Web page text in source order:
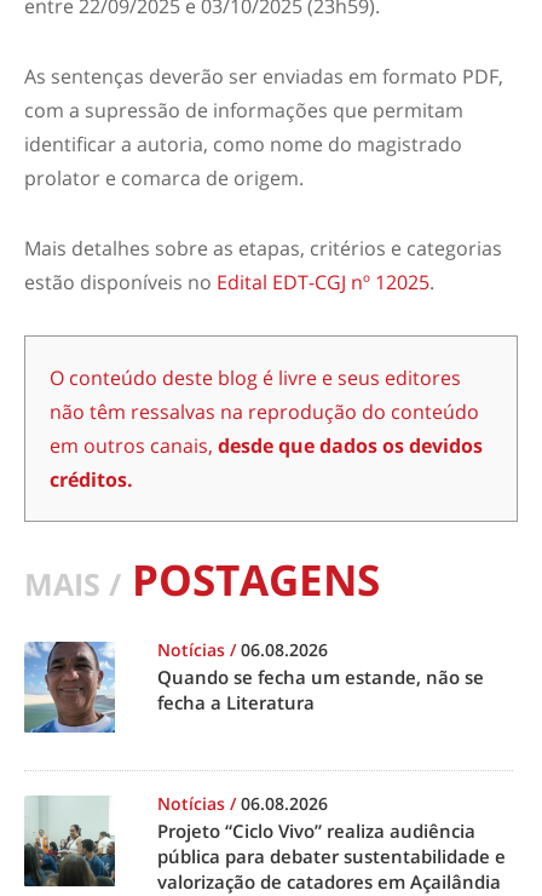
entre 22/09/2025 e 03/10/2025 (23h59).
As sentenças deverão ser enviadas em formato PDF,
com a supressão de informações que permitam
identificar a autoria, como nome do magistrado
prolator e comarca de origem.
Mais detalhes sobre as etapas, critérios e categorias
estão disponíveis no Edital EDT-CGJ nº 12025.
O conteúdo deste blog é livre e seus editores
não têm ressalvas na reprodução do conteúdo
em outros canais, desde que dados os devidos
créditos.
MAIS / POSTAGENS
Notícias /06.08.2026
Quando se fecha um estande, não se
fecha a Literatura
Notícias /06.08.2026
Projeto “Ciclo Vivo” realiza audiência
pública para debater sustentabilidade e
valorização de catadores em Açailândia